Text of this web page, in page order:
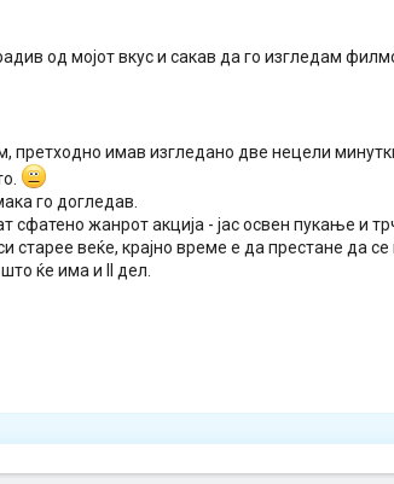
од мојот вкус и сакав да го изгледам
претходно имав изгледано две нецели
го догледав.
сфатено жанрот акција - јас освен пукање и
старее веќе, крајно време е да престане да се
ќе има и II дел.